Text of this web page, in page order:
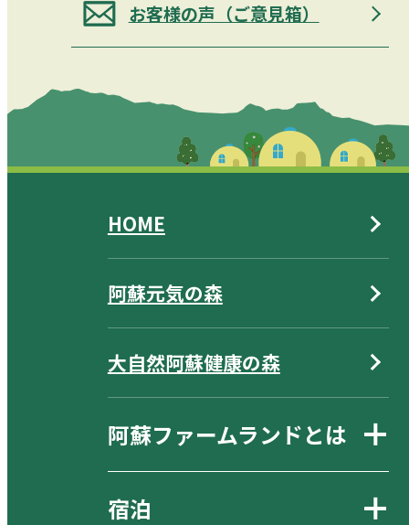
お客様の声（ご意見箱）
HOME
阿蘇元気の森
大自然阿蘇健康の森
阿蘇ファームランドとは
宿泊